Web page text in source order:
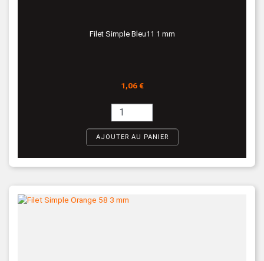
Filet Simple Bleu11 1 mm
Prix
1,06 €
AJOUTER AU PANIER